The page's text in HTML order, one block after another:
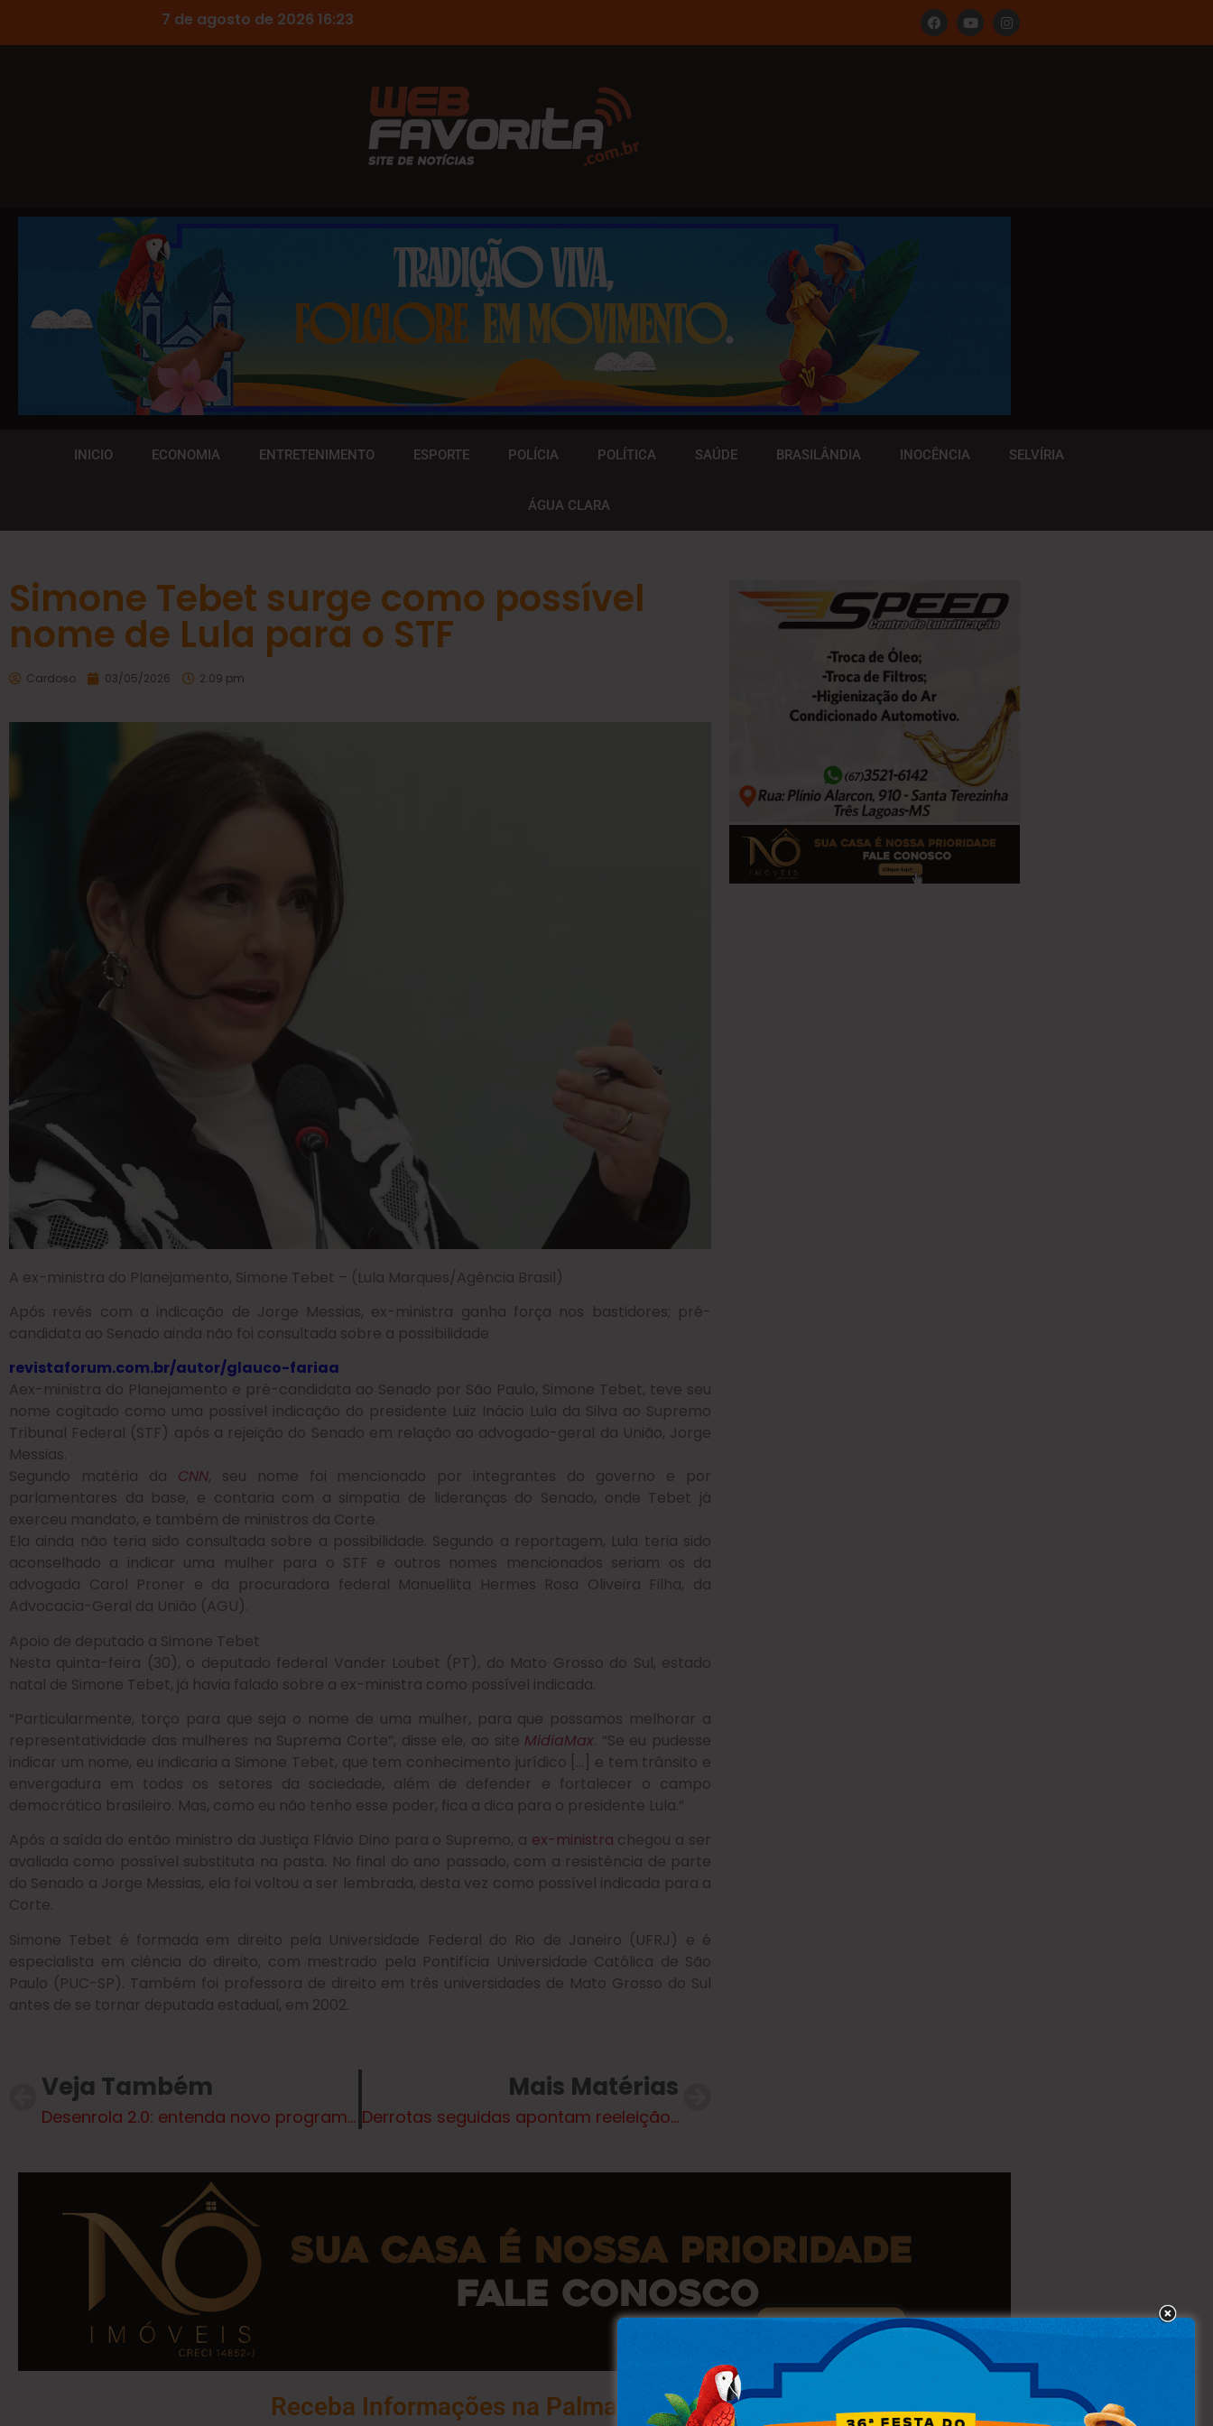
7 de agosto de 2026 16:23
INICIO ECONOMIA ENTRETENIMENTO ESPORTE POLÍCIA POLÍTICA SAÚDE BRASILÂNDIA INOCÊNCIA SELVÍRIA
ÁGUA CLARA
Simone Tebet surge como possível
nome de Lula para o STF
Cardoso 03/05/2026 2:09 pm
A ex-ministra do Planejamento, Simone Tebet – (Lula Marques/Agência Brasil)
Após revés com a indicação de Jorge Messias, ex-ministra ganha força nos bastidores; pré-
candidata ao Senado ainda não foi consultada sobre a possibilidade
revistaforum.com.br/autor/glauco-fariaa
Aex-ministra do Planejamento e pré-candidata ao Senado por São Paulo, Simone Tebet, teve seu
nome cogitado como uma possível indicação do presidente Luiz Inácio Lula da Silva ao Supremo
Tribunal Federal (STF) após a rejeição do Senado em relação ao advogado-geral da União, Jorge
Messias.
Segundo matéria da CNN, seu nome foi mencionado por integrantes do governo e por
parlamentares da base, e contaria com a simpatia de lideranças do Senado, onde Tebet já
exerceu mandato, e também de ministros da Corte.
Ela ainda não teria sido consultada sobre a possibilidade. Segundo a reportagem, Lula teria sido
aconselhado a indicar uma mulher para o STF e outros nomes mencionados seriam os da
advogada Carol Proner e da procuradora federal Manuellita Hermes Rosa Oliveira Filha, da
Advocacia-Geral da União (AGU).
Apoio de deputado a Simone Tebet
Nesta quinta-feira (30), o deputado federal Vander Loubet (PT), do Mato Grosso do Sul, estado
natal de Simone Tebet, já havia falado sobre a ex-ministra como possível indicada.
“Particularmente, torço para que seja o nome de uma mulher, para que possamos melhorar a
representatividade das mulheres na Suprema Corte”, disse ele, ao site MidiaMax. “Se eu pudesse
indicar um nome, eu indicaria a Simone Tebet, que tem conhecimento jurídico […] e tem trânsito e
envergadura em todos os setores da sociedade, além de defender e fortalecer o campo
democrático brasileiro. Mas, como eu não tenho esse poder, fica a dica para o presidente Lula.”
Após a saída do então ministro da Justiça Flávio Dino para o Supremo, a ex-ministra chegou a ser
avaliada como possível substituta na pasta. No final do ano passado, com a resistência de parte
do Senado a Jorge Messias, ela foi voltou a ser lembrada, desta vez como possível indicada para a
Corte.
Simone Tebet é formada em direito pela Universidade Federal do Rio de Janeiro (UFRJ) e é
especialista em ciência do direito, com mestrado pela Pontifícia Universidade Católica de São
Paulo (PUC-SP). Também foi professora de direito em três universidades de Mato Grosso do Sul
antes de se tornar deputada estadual, em 2002.
Veja Também
Desenrola 2.0: entenda novo programa e seu papel na estratégia de Lula para 2026
Mais Matérias
Derrotas seguidas apontam reeleição difícil para Lula
Receba Informações na Palma da Sua Mão